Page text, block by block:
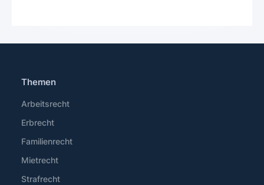
Themen
Arbeitsrecht
Erbrecht
Familienrecht
Mietrecht
Strafrecht